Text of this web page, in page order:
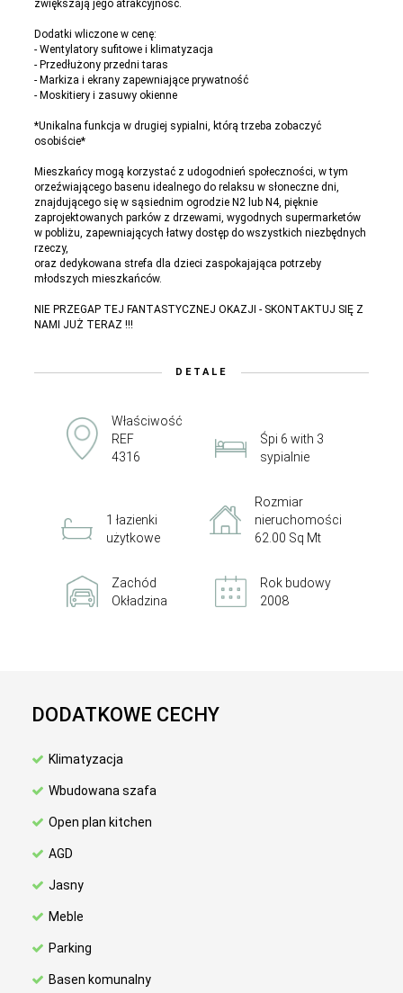
zwiększają jego atrakcyjność.
Dodatki wliczone w cenę:
- Wentylatory sufitowe i klimatyzacja
- Przedłużony przedni taras
- Markiza i ekrany zapewniające prywatność
- Moskitiery i zasuwy okienne
*Unikalna funkcja w drugiej sypialni, którą trzeba zobaczyć
osobiście*
Mieszkańcy mogą korzystać z udogodnień społeczności, w tym
orzeźwiającego basenu idealnego do relaksu w słoneczne dni,
znajdującego się w sąsiednim ogrodzie N2 lub N4, pięknie
zaprojektowanych parków z drzewami, wygodnych supermarketów
w pobliżu, zapewniających łatwy dostęp do wszystkich niezbędnych
rzeczy,
oraz dedykowana strefa dla dzieci zaspokajająca potrzeby
młodszych mieszkańców.
NIE PRZEGAP TEJ FANTASTYCZNEJ OKAZJI - SKONTAKTUJ SIĘ Z
NAMI JUŻ TERAZ !!!
DETALE
Właściwość
REF
4316
Śpi 6 with 3
sypialnie
1 łazienki
użytkowe
Rozmiar
nieruchomości
62.00 Sq Mt
Zachód
Okładzina
Rok budowy
2008
DODATKOWE CECHY
Klimatyzacja
Wbudowana szafa
Open plan kitchen
AGD
Jasny
Meble
Parking
Basen komunalny